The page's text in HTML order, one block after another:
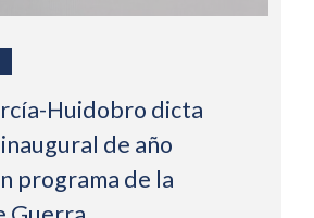
Huidobro dicta
de año
programa de la